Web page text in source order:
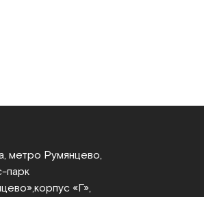
метро Румянцево,
корпус «Г»,